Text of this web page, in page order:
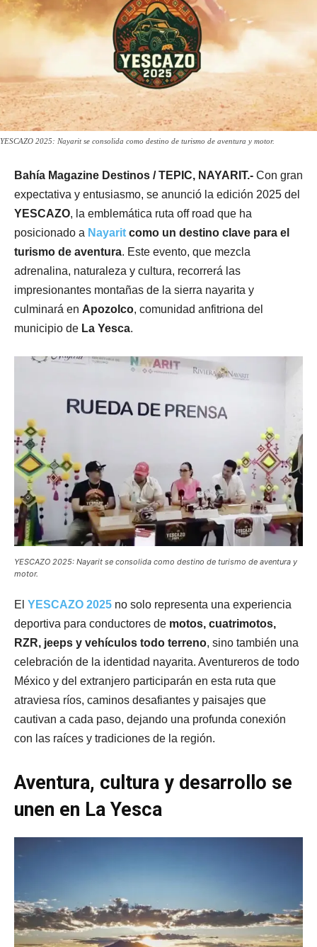
YESCAZO 2025: Nayarit se consolida como destino de turismo de aventura y motor.
Bahía Magazine Destinos / TEPIC, NAYARIT.- Con gran
expectativa y entusiasmo, se anunció la edición 2025 del
YESCAZO, la emblemática ruta off road que ha
posicionado a Nayarit como un destino clave para el
turismo de aventura. Este evento, que mezcla
adrenalina, naturaleza y cultura, recorrerá las
impresionantes montañas de la sierra nayarita y
culminará en Apozolco, comunidad anfitriona del
municipio de La Yesca.
YESCAZO 2025: Nayarit se consolida como destino de turismo de aventura y
motor.
El YESCAZO 2025 no solo representa una experiencia
deportiva para conductores de motos, cuatrimotos,
RZR, jeeps y vehículos todo terreno, sino también una
celebración de la identidad nayarita. Aventureros de todo
México y del extranjero participarán en esta ruta que
atraviesa ríos, caminos desafiantes y paisajes que
cautivan a cada paso, dejando una profunda conexión
con las raíces y tradiciones de la región.
Aventura, cultura y desarrollo se
unen en La Yesca